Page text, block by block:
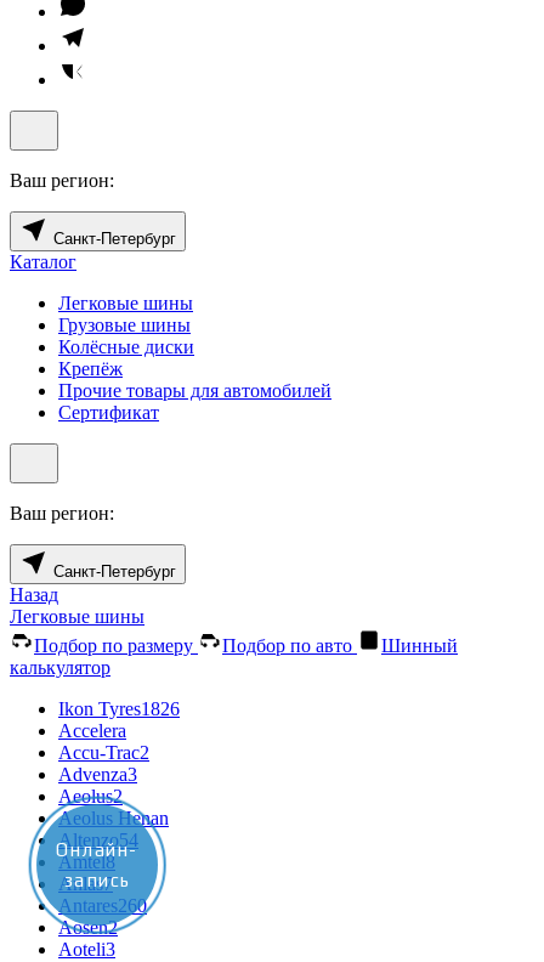
Ваш регион:
Санкт-Петербург
Каталог
Легковые шины
Грузовые шины
Колёсные диски
Крепёж
Прочие товары для автомобилей
Сертификат
Ваш регион:
Санкт-Петербург
Назад
Легковые шины
Подбор по размеру
Подбор по авто
Шинный
калькулятор
Ikon Tyres1826
Accelera
Accu-Trac2
Advenza3
Aeolus2
Aeolus Henan
Altenzo54
Amtel8
Anlas7
Antares260
Aosen2
Aoteli3
Онлайн-
запись